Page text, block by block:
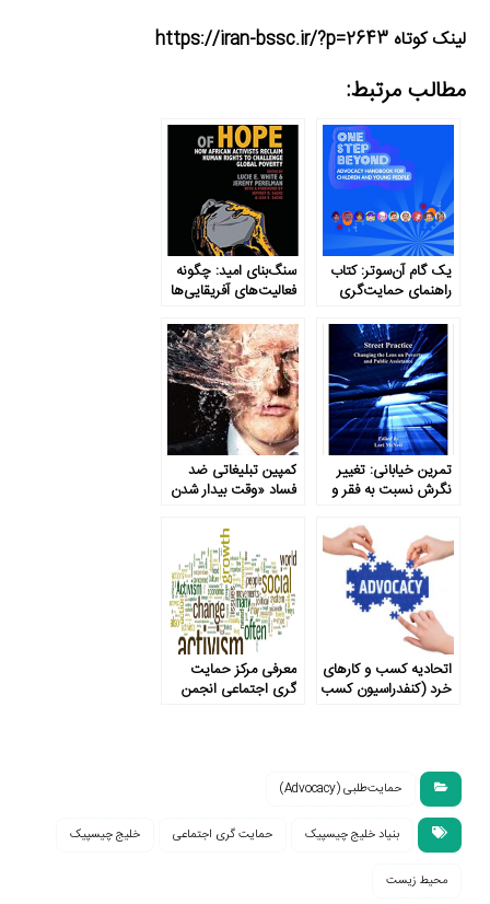
لینک کوتاه https://iran-bssc.ir/?p=2643
مطالب مرتبط:
یک گام آن‌سوتر: کتاب
راهنمای حمایت‌گری
سنگ‌بنای امید: چگونه
فعالیت‌های آفریقایی‌ها
می‌کند تا فقر جهانی را
به چالش بکشد
تمرین خیابانی: تغییر
نگرش نسبت به فقر و
کمپین تبلیغاتی ضد
فساد «وقت بیدار شدن
اتحادیه کسب­ و کارهای
خرد (کنفدراسیون کسب
معرفی مرکز حمایت
گری اجتماعی انجمن
حمایت‌طلبی (Advocacy)
بنیاد خلیج چیسپیک حمایت­ گری اجتماعی خلیج چیسپیک
محیط زیست